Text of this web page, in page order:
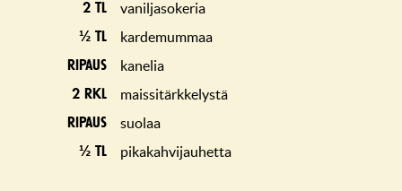
2 tl vaniljasokeria
½ tl kardemummaa
ripaus kanelia
2 rkl maissitärkkelystä
ripaus suolaa
½ tl pikakahvijauhetta